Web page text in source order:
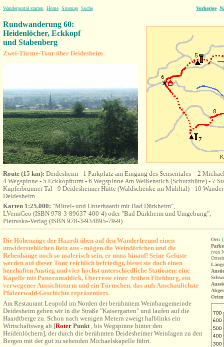
Wanderportal starten Home Sitemap Suche Vorherige
Rundwanderung 60:
Heidenlöcher, Eckkopf
und Stabenberg
Zwei-Türme-Tour über Deidesheim
Route (15 km): Deidesheim - 1 Parkplatz am Eingang des Sensentales - 2
4 Wegspinne - 5 Eckkopfturm - 6 Wegspinne Am Weißenstich (Schutzhütte) - 7
Kupferbrunner Tal - 9 Deidesheimer Hütte (Waldschenke im Mühltal) - 10
Deidesheim
Karten 1:25.000: "Mittel- und Unterhaardt mit Bad Dürkheim",
LVermGeo (ISBN 978-3-89637-400-4) oder "Bad Dürkheim und Umgebung",
Pietruska-Verlag (ISBN 978-3-934895-79-9)
Die Höhenzüge der Haardt üben auf den Wanderfreund einen
unwiderstehlichen Reiz aus - mögen die Weindörfchen und die
Rebenhänge noch so malerisch sein, er muss hinauf! Seine Gelüste
werden auf dieser Tour reichlich befriedigt, bietet sie doch einen
herzhaften Anstieg und vier höchst unterschiedliche Stationen: eine
Kapelle mit Panoramablick, Überreste einer frühen Fliehburg, ein
verwegener Aussichtsturm und ein Türmchen, das aufs Anschaulichste
Pfälzerwald-Geschichte repräsentiert.
Am Restaurant Leopold im Norden der berühmtem Weinbaugemeinde
Deidesheim gehen wir in die Straße "Kaisergarten" und laufen auf die
Haardtberge zu. Schon nach wenigen Metern zweigt halblinks ein
Wirtschaftsweg ab [Roter Punkt , bis Wegspinne hinter den
Heidenlöchern], der durch die berühmten Deidesheimer Weinlagen zu den
Bergen mit der gut zu sehenden Michaelskapelle führt.
Ort:
(von